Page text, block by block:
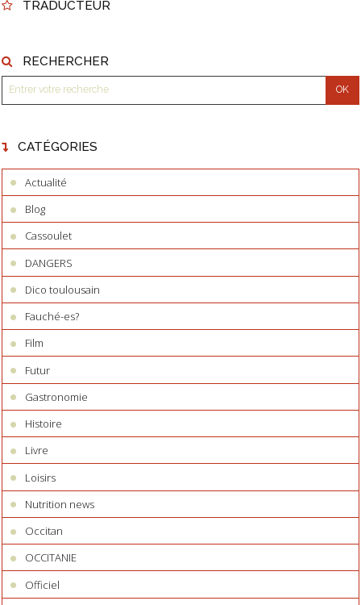
TRADUCTEUR
RECHERCHER
CATÉGORIES
Actualité
Blog
Cassoulet
DANGERS
Dico toulousain
Fauché-es?
Film
Futur
Gastronomie
Histoire
Livre
Loisirs
Nutrition news
Occitan
OCCITANIE
Officiel